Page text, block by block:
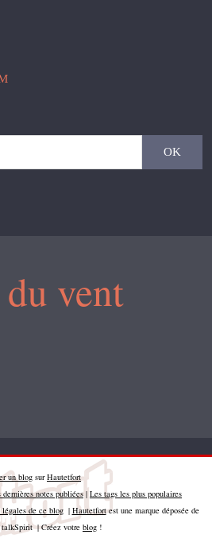
vent
un blog surHautetfort
dernières notes publiées| Les tags les plus populaires
de ce blog| Hautetfortest une marque déposée de
talkSpirit | Créez votre blog !